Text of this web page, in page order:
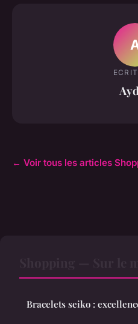
← Voir tous les articles
Bracelets seiko :